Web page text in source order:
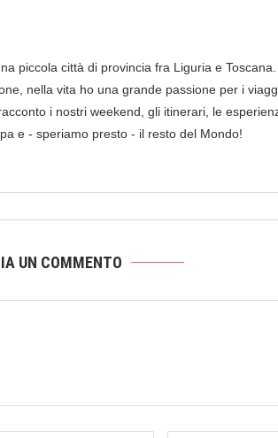
piccola città di provincia fra Liguria e
nella vita ho una grande passione per i
i nostri weekend, gli itinerari, le
e - speriamo presto - il resto del Mondo!
UN COMMENTO